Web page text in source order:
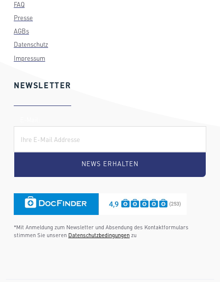
FAQ
Presse
AGBs
Datenschutz
Impressum
NEWSLETTER
*Mit Anmeldung zum Newsletter und Absendung des Kontaktformulars
stimmen Sie unseren Datenschutzbedingungen zu